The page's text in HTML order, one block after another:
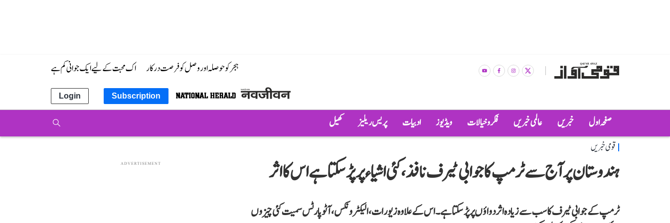
ہجر کو حوصلہ اور وصل کو فرصت درکار اک محبت کے لیے ایک جوانی کم ہے
Subscription
Login
صفحہ اول خبریں عالمی خبریں فکر و خیالات ویڈیوز ادبیات پریس ریلیز کھیل
قومی خبریں
ہندوستان پر آج سے ٹرمپ کا جوابی ٹیرف نافذ، کئی اشیاء پر پڑ سکتا ہے اس کا اثر
ٹرمپ کے جوابی ٹیرف کا سب سے زیادہ اثر دواؤں پر پڑ سکتا ہے۔ اس کے علاوہ زیورات، الیکٹرونکس، آٹو پارٹس سمیت کئی چیزوں
ADVERTISEMENT